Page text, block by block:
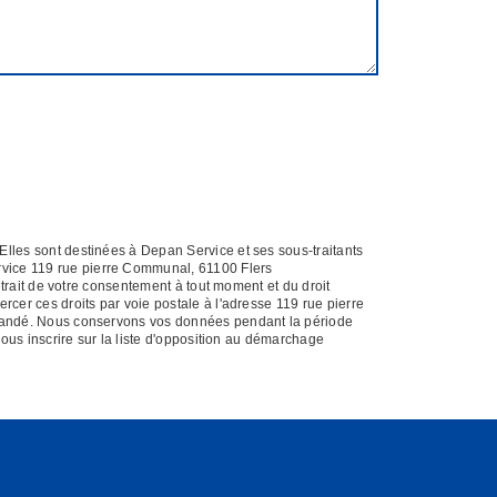
sont destinées à Depan Service et ses sous-traitants
119 rue pierre Communal, 61100 Flers
de votre consentement à tout moment et du droit
ces droits par voie postale à l'adresse 119 rue pierre
Nous conservons vos données pendant la période
inscrire sur la liste d'opposition au démarchage